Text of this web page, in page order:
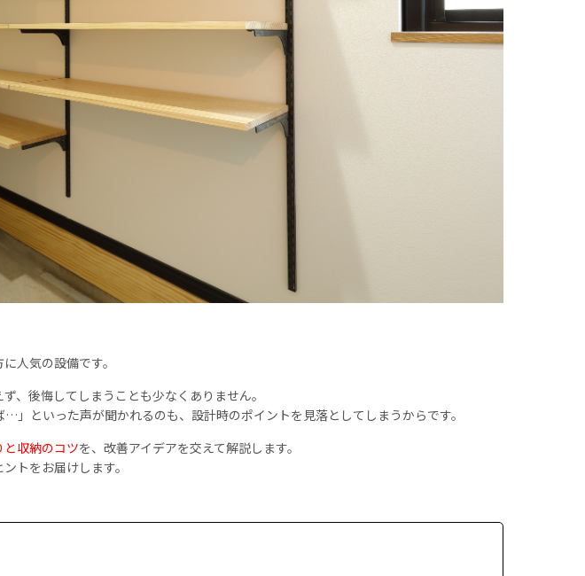
人気の設備です。
、後悔してしまうことも少なくありません。
」といった声が聞かれるのも、設計時のポイントを見落としてしまうからです。
収納のコツを、改善アイデアを交えて解説します。
トをお届けします。